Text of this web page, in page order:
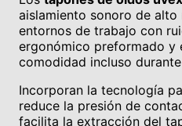
aislamiento sonoro de alto
entornos de trabajo con
ergonómico preformado y
comodidad incluso
Incorporan la tecnología
reduce la presión de
facilita la extracción del